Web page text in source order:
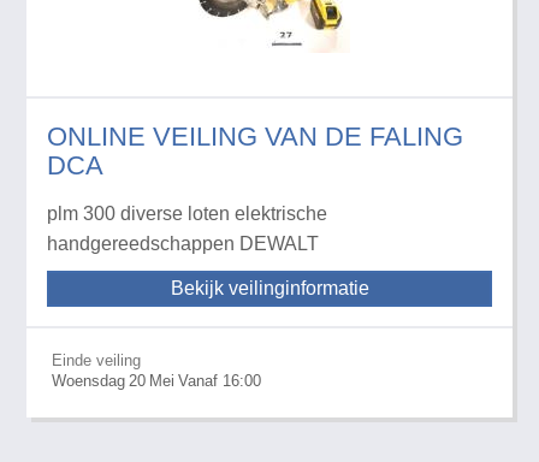
ONLINE VEILING VAN DE FALING
DCA
plm 300 diverse loten elektrische
handgereedschappen DEWALT
Bekijk veilinginformatie
Einde veiling
Woensdag 20 Mei Vanaf 16:00